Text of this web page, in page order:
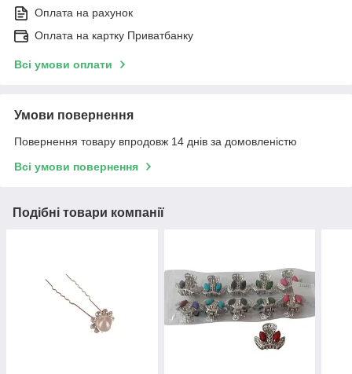
Оплата на рахунок
Оплата на картку Приватбанку
Всі умови оплати
Умови повернення
Повернення товару впродовж 14 днів за домовленістю
Всі умови повернення
Подібні товари компанії